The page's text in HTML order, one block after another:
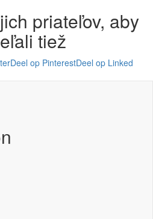
priateľov, aby
tiež
Deel op PinterestDeel op Linked